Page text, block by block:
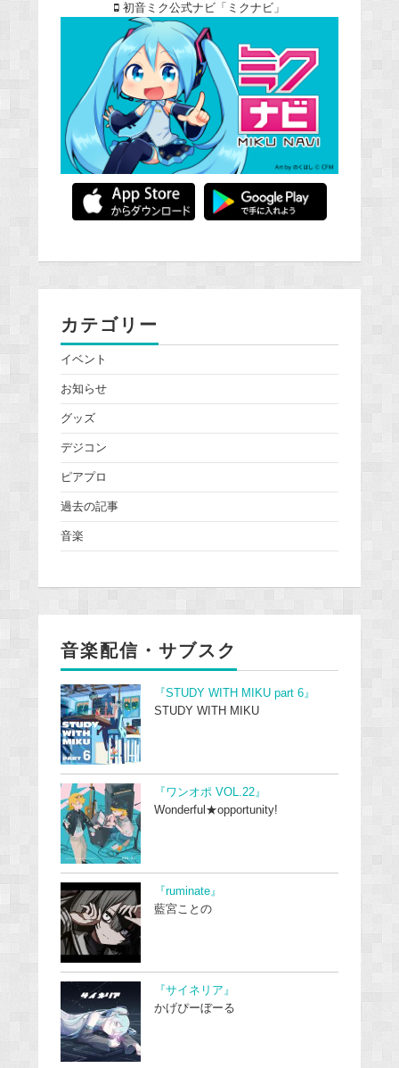
初音ミク公式ナビ「ミクナビ」
カテゴリー
イベント
お知らせ
グッズ
デジコン
ピアプロ
過去の記事
音楽
音楽配信・サブスク
『STUDY WITH MIKU part 6』
STUDY WITH MIKU
『ワンオポ VOL.22』
Wonderful★opportunity!
『ruminate』
藍宮ことの
『サイネリア』
かげぴーぼーる